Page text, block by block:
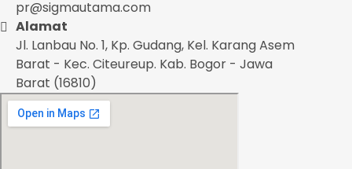
pr@sigmautama.com
Alamat
Jl. Lanbau No. 1, Kp. Gudang, Kel. Karang Asem
Barat - Kec. Citeureup. Kab. Bogor - Jawa
Barat (16810)